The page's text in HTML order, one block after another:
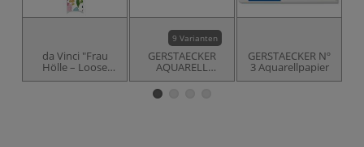
da Vinci "Frau
Hölle – Loose
Watercolor
9 Varianten
GERSTAECKER
AQUARELL
CLASSIC
Aquarellkarton,
GERSTAECKER Nº
3 Aquarellpapier